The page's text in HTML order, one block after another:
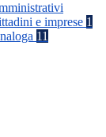
e imprese 1
11